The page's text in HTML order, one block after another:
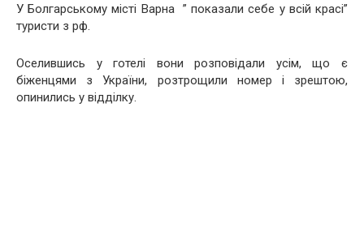
У Болгарському місті Варна ” показали себе у всій красі”
туристи з рф.
Оселившись у готелі вони розповідали усім, що є
біженцями з України, розтрощили номер і зрештою,
опинились у відділку.